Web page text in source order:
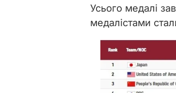
Усього медалі
медалістами